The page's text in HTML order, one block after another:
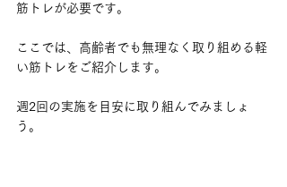
筋トレが必要です。
ここでは、高齢者でも無理なく取り組める軽
い筋トレをご紹介します。
週2回の実施を目安に取り組んでみましょ
う。